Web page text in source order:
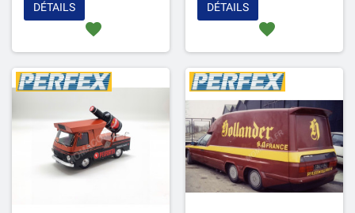
favorite
DÉTAILS
favorite
DÉTAILS